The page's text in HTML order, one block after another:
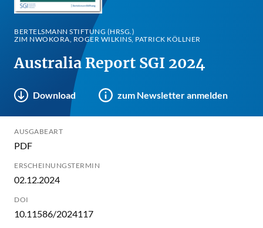
BERTELSMANN STIFTUNG (HRSG.)
ZIM NWOKORA, ROGER WILKINS, PATRICK KÖLLNER
Australia Report SGI 2024
Download zum Newsletter anmelden
AUSGABEART
PDF
ERSCHEINUNGSTERMIN
02.12.2024
DOI
10.11586/2024117